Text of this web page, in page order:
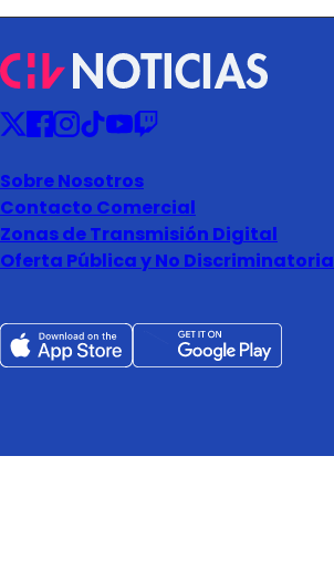
Sobre Nosotros
Contacto Comercial
Zonas de Transmisión Digital
Oferta Pública y No Discriminatoria